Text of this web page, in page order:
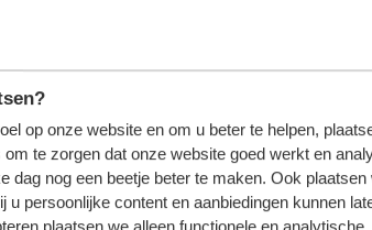
op onze website en om u beter te helpen,
te zorgen dat onze website goed werkt en
dag nog een beetje beter te maken. Ook plaatsen
u persoonlijke content en aanbiedingen kunnen